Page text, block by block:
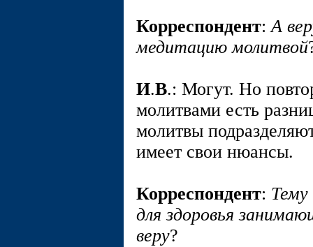
Корреспондент:А
медитацию молитвой
И.В.: Могут. Но
молитвами есть
молитвы
имеет свои нюансы.
Корреспондент:
для здоровья
веру?